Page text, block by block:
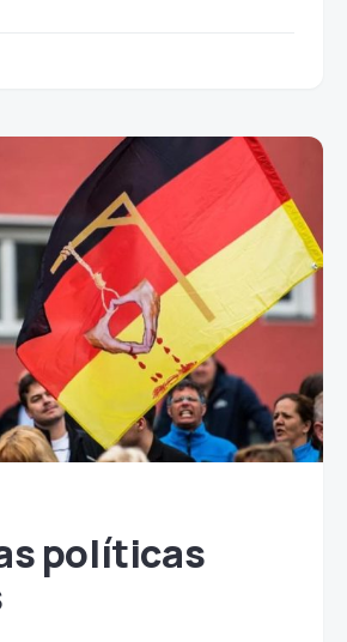
políticas